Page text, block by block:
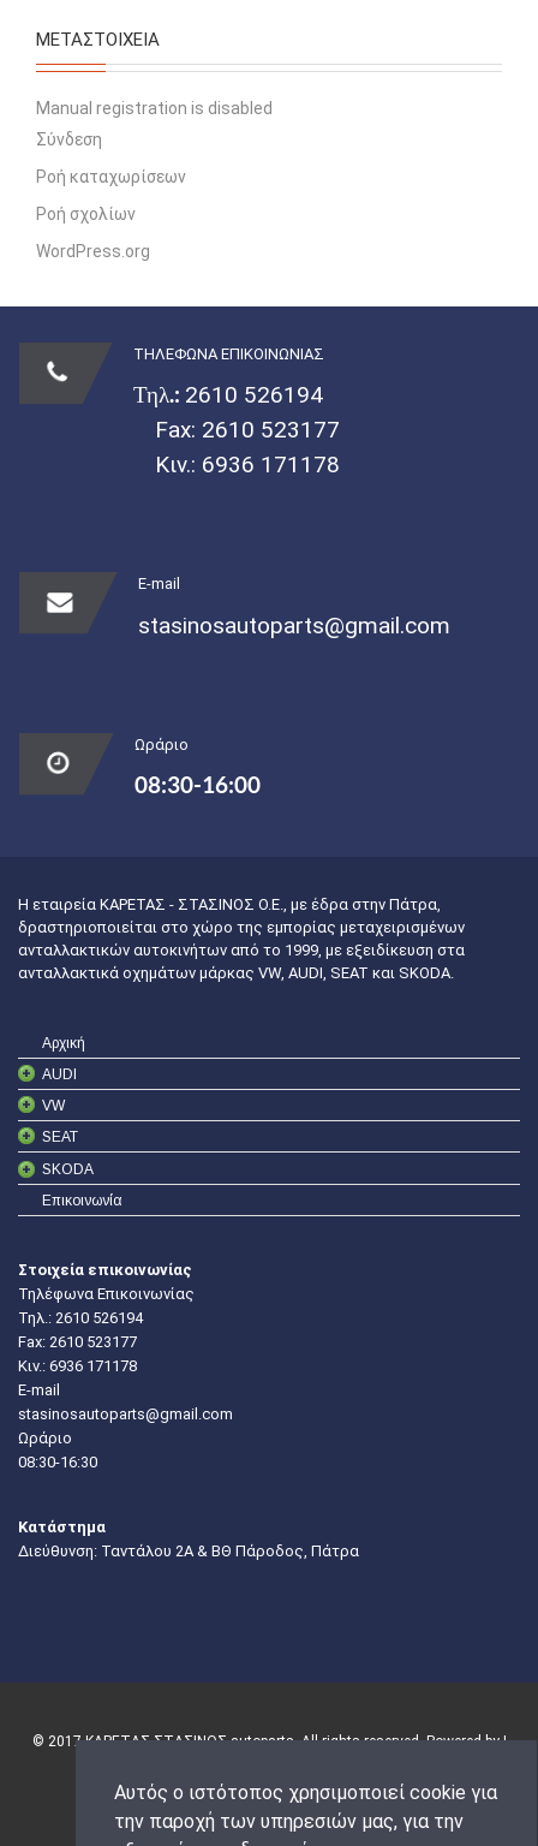
Αυτός ο ιστότοπος χρησιμοποιεί cookie για
την παροχή των υπηρεσιών μας, για την
ΜΕΤΑΣΤΟΙΧΕΊΑ
Manual registration is disabled
Σύνδεση
Ροή καταχωρίσεων
Ροή σχολίων
WordPress.org
ΤΗΛΕΦΩΝΑ ΕΠΙΚΟΙΝΩΝΙΑΣ
Τηλ.: 2610 526194
Fax: 2610 523177
Κιν.: 6936 171178
E-mail
stasinosautoparts@gmail.com
Ωράριο
08:30-16:00
Η εταιρεία ΚΑΡΕΤΑΣ - ΣΤΑΣΙΝΟΣ Ο.Ε., με έδρα στην Πάτρα,
δραστηριοποιείται στο χώρο της εμπορίας μεταχειρισμένων
ανταλλακτικών αυτοκινήτων από το 1999, με εξειδίκευση στα
ανταλλακτικά οχημάτων μάρκας VW, AUDI, SEAT και SKODA.
Αρχική
AUDI
VW
SEAT
SKODA
Επικοινωνία
Στοιχεία επικοινωνίας
Τηλέφωνα Επικοινωνίας
Τηλ.: 2610 526194
Fax: 2610 523177
Κιν.: 6936 171178
E-mail
stasinosautoparts@gmail.com
Ωράριο
08:30-16:30
Κατάστημα
Διεύθυνση: Ταντάλου 2Α & ΒΘ Πάροδος, Πάτρα
© 2017 ΚΑΡΕΤΑΣ-ΣΤΑΣΙΝΟΣ autoparts. All rights reserved. Powered by |